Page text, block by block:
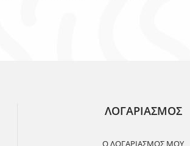
ΛΟΓΑΡΙΑΣΜΟΣ
Ο ΛΟΓΑΡΙΑΣΜΌΣ ΜΟΥ